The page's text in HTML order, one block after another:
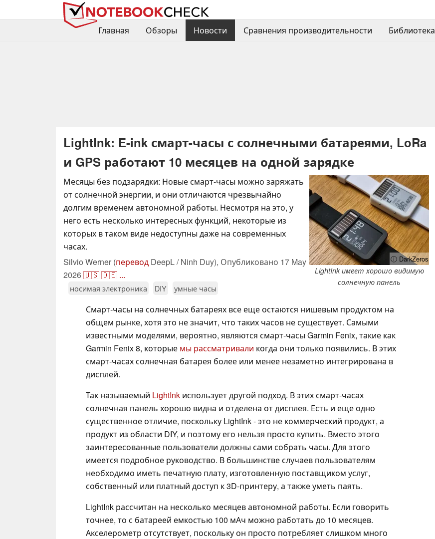
Главная
Обзоры Новости Сравнения производительности Библиотека
LightInk: E-ink смарт-часы с солнечными батареями, LoRa
и GPS работают 10 месяцев на одной зарядке
ⓘ DarkZeros
LightInk имеет хорошо видимую
солнечную панель
Месяцы без подзарядки: Новые смарт-часы можно заряжать
от солнечной энергии, и они отличаются чрезвычайно
долгим временем автономной работы. Несмотря на это, у
него есть несколько интересных функций, некоторые из
которых в таком виде недоступны даже на современных
часах.
Silvio Werner (перевод DeepL / Ninh Duy), Опубликовано 17 May
2026🇺🇸🇩🇪 ...
носимая электроника DIY умные часы
Смарт-часы на солнечных батареях все еще остаются нишевым продуктом на
общем рынке, хотя это не значит, что таких часов не существует. Самыми
известными моделями, вероятно, являются смарт-часы Garmin Fenix, такие как
Garmin Fenix 8, которые мы рассматривали когда они только появились. В этих
смарт-часах солнечная батарея более или менее незаметно интегрирована в
дисплей.
Так называемый LightInk использует другой подход. В этих смарт-часах
солнечная панель хорошо видна и отделена от дисплея. Есть и еще одно
существенное отличие, поскольку LightInk - это не коммерческий продукт, а
продукт из области DIY, и поэтому его нельзя просто купить. Вместо этого
заинтересованные пользователи должны сами собрать часы. Для этого
имеется подробное руководство. В большинстве случаев пользователям
необходимо иметь печатную плату, изготовленную поставщиком услуг,
собственный или платный доступ к 3D-принтеру, а также уметь паять.
LightInk рассчитан на несколько месяцев автономной работы. Если говорить
точнее, то с батареей емкостью 100 мАч можно работать до 10 месяцев.
Акселерометр отсутствует, поскольку он просто потребляет слишком много